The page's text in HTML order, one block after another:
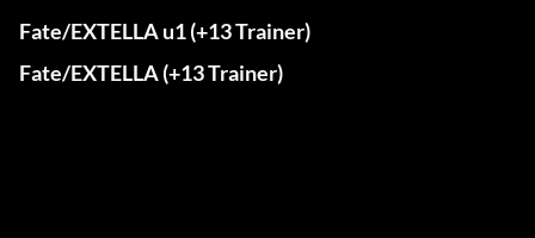
Fate/EXTELLA u1 (+13 Trainer)
Fate/EXTELLA (+13 Trainer)